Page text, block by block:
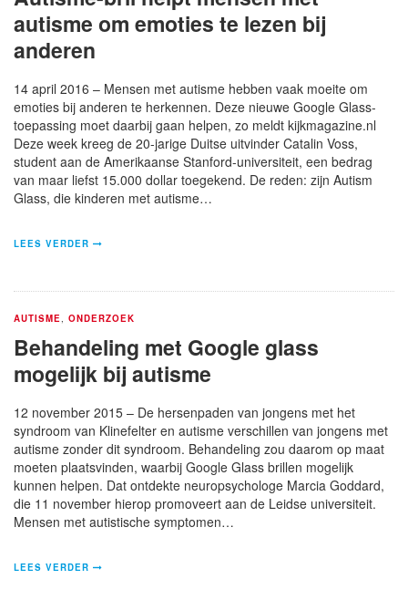
autisme om emoties te lezen bij
anderen
14 april 2016 – Mensen met autisme hebben vaak moeite om
emoties bij anderen te herkennen. Deze nieuwe Google Glass-
toepassing moet daarbij gaan helpen, zo meldt kijkmagazine.nl
Deze week kreeg de 20-jarige Duitse uitvinder Catalin Voss,
student aan de Amerikaanse Stanford-universiteit, een bedrag
van maar liefst 15.000 dollar toegekend. De reden: zijn Autism
Glass, die kinderen met autisme…
LEES VERDER
AUTISME ONDERZOEK
Behandeling met Google glass
mogelijk bij autisme
12 november 2015 – De hersenpaden van jongens met het
syndroom van Klinefelter en autisme verschillen van jongens met
autisme zonder dit syndroom. Behandeling zou daarom op maat
moeten plaatsvinden, waarbij Google Glass brillen mogelijk
kunnen helpen. Dat ontdekte neuropsychologe Marcia Goddard,
die 11 november hierop promoveert aan de Leidse universiteit.
Mensen met autistische symptomen…
LEES VERDER